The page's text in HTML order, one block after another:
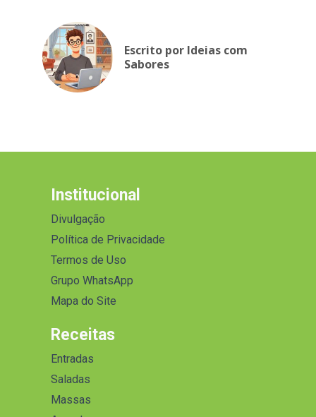
Escrito por Ideias com
Sabores
Institucional
Divulgação
Política de Privacidade
Termos de Uso
Grupo WhatsApp
Mapa do Site
Receitas
Entradas
Saladas
Massas